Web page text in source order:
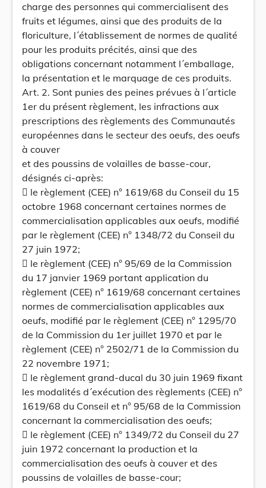
charge des personnes qui commercialisent des
fruits et légumes, ainsi que des produits de la
floriculture, l´établissement de normes de qualité
pour les produits précités, ainsi que des
obligations concernant notamment l´emballage,
la présentation et le marquage de ces produits.
Art. 2. Sont punies des peines prévues à l´article
1er du présent règlement, les infractions aux
prescriptions des règlements des Communautés
européennes dans le secteur des oeufs, des oeufs
à couver
et des poussins de volailles de basse-cour,
désignés ci-après:
 le règlement (CEE) n° 1619/68 du Conseil du 15
octobre 1968 concernant certaines normes de
commercialisation applicables aux oeufs, modifié
par le règlement (CEE) n° 1348/72 du Conseil du
27 juin 1972;
 le règlement (CEE) n° 95/69 de la Commission
du 17 janvier 1969 portant application du
règlement (CEE) n° 1619/68 concernant certaines
normes de commercialisation applicables aux
oeufs, modifié par le règlement (CEE) n° 1295/70
de la Commission du 1er juillet 1970 et par le
règlement (CEE) n° 2502/71 de la Commission du
22 novembre 1971;
 le règlement grand-ducal du 30 juin 1969 fixant
les modalités d´exécution des règlements (CEE) n°
1619/68 du Conseil et n° 95/68 de la Commission
concernant la commercialisation des oeufs;
 le règlement (CEE) n° 1349/72 du Conseil du 27
juin 1972 concernant la production et la
commercialisation des oeufs à couver et des
poussins de volailles de basse-cour;